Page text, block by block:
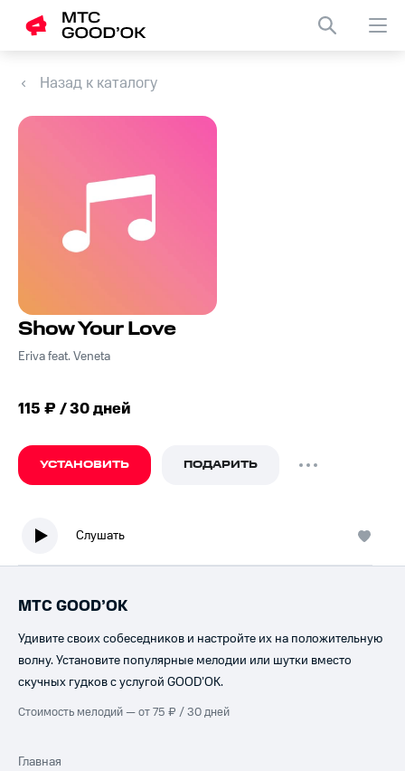
Назад к каталогу
Show Your Love
Eriva feat. Veneta
115 ₽ / 30 дней
УСТАНОВИТЬ ПОДАРИТЬ
Слушать
МТС GOOD’OK
Удивите своих собеседников и настройте их на положительную
волну. Установите популярные мелодии или шутки вместо
скучных гудков с услугой GOOD’OK.
Стоимость мелодий — от 75 ₽ / 30 дней
Главная